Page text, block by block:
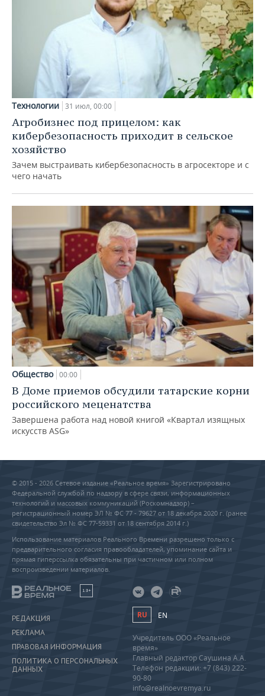
Технологии 31 июл, 00:00
Агробизнес под прицелом: как
кибербезопасность приходит в сельское
хозяйство
Зачем выстраивать кибербезопасность в агросекторе и с
чего начать
Общество 00:00
В Доме приемов обсудили татарские корни
российского меценатства
Завершена работа над новой книгой «Квартал изящных
искусств ASG»
© 2015 - 2026 Сетевое издание «Реальное время» Зарегистрировано
Федеральной службой по надзору в сфере связи, информационных
технологий и массовых коммуникаций (Роскомнадзор) –
регистрационный номер ЭЛ № ФС 77 - 79627 от 18 декабря 2020 г. (ранее
свидетельство Эл № ФС 77-59331 от 18 сентября 2014 г.)
Использование материалов Реального Времени разрешено только с
предварительного согласия правообладателей, упоминание сайта и
прямая гиперссылка обязательны при частичном или полном
воспроизведении материалов.
18+
РЕДАКЦИЯ
РЕКЛАМА
ПРАВОВАЯ ИНФОРМАЦИЯ
ПОЛИТИКА О ПЕРСОНАЛЬНЫХ
ДАННЫХ
RU EN
Учредитель ООО «Реальное
время»
Главный редактор Саушина А.А.
Телефон редакции: +7 (843) 222-
90-80
info@realnoevremya.ru